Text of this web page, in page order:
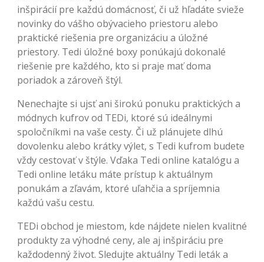
inšpirácií pre každú domácnosť, či už hľadáte svieže
novinky do vášho obývacieho priestoru alebo
praktické riešenia pre organizáciu a úložné
priestory. Tedi úložné boxy ponúkajú dokonalé
riešenie pre každého, kto si praje mať doma
poriadok a zároveň štýl.
Nenechajte si ujsť ani širokú ponuku praktických a
módnych kufrov od TEDi, ktoré sú ideálnymi
spoločníkmi na vaše cesty. Či už plánujete dlhú
dovolenku alebo krátky výlet, s Tedi kufrom budete
vždy cestovať v štýle. Vďaka Tedi online katalógu a
Tedi online letáku máte prístup k aktuálnym
ponukám a zľavám, ktoré uľahčia a spríjemnia
každú vašu cestu.
TEDi obchod je miestom, kde nájdete nielen kvalitné
produkty za výhodné ceny, ale aj inšpiráciu pre
každodenný život. Sledujte aktuálny Tedi leták a